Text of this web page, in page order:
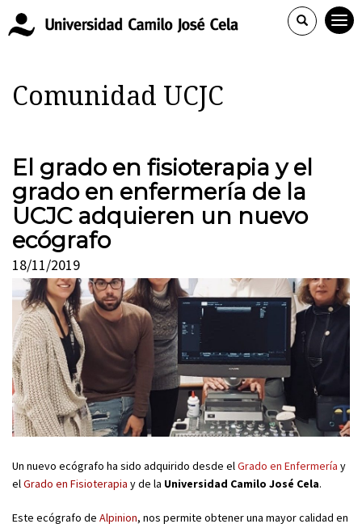
Comunidad UCJC
El grado en fisioterapia y el
grado en enfermería de la
UCJC adquieren un nuevo
ecógrafo
18/11/2019
Un nuevo ecógrafo ha sido adquirido desde elGrado en Enfermería y
elGrado en Fisioterapia y de la Universidad Camilo José Cela.
Este ecógrafo de Alpinion, nos permite obtener una mayor calidad en